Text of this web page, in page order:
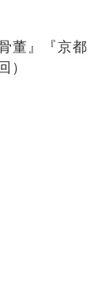
董』『京都